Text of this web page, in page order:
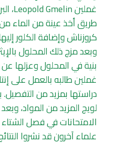
طريق أخذ عينة من الماء
وبعد مزج ذلك المحلول
بنية في المحلول وعزلها عن
غملين طالبه بالعمل على
دراستها بمزيد من
لويج المزيد من المواد،
الامتحانات في فصل
علماء آخرون قد نشروا